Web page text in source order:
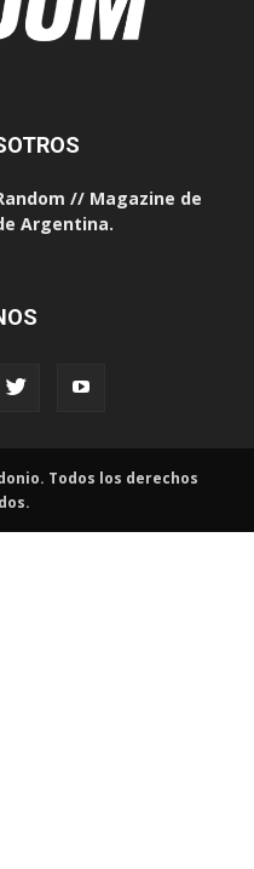
// Magazine de
Argentina.
Todos los derechos